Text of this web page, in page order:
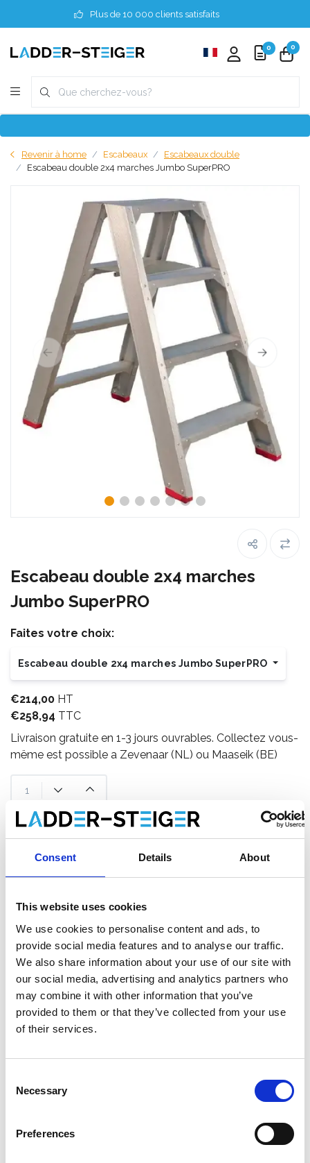
Consent Details About
This website uses cookies
We use cookies to personalise content and ads, to
provide social media features and to analyse our traffic.
We also share information about your use of our site with
our social media, advertising and analytics partners who
may combine it with other information that you’ve
provided to them or that they’ve collected from your use
of their services.
Selection
Necessary
Preferences
Plus de 10 000 clients satisfaits
0 0
Revenir à home Escabeaux
Escabeaux double
Escabeau double 2x4 marches Jumbo SuperPRO
Escabeau double 2x4 marches
Jumbo SuperPRO
Faites votre choix:
Escabeau double 2x4 marches Jumbo SuperPRO
€214,00 HT
€258,94 TTC
Livraison gratuite en 1-3 jours ouvrables. Collectez vous-
mëme est possible a Zevenaar (NL) ou Maaseik (BE)
Enregistrer comme favori
Informations sur le produit Produits similaires
Marches – Escabeau Professionnel en
LeJumbo Superpro escabeau double avec 4 marches